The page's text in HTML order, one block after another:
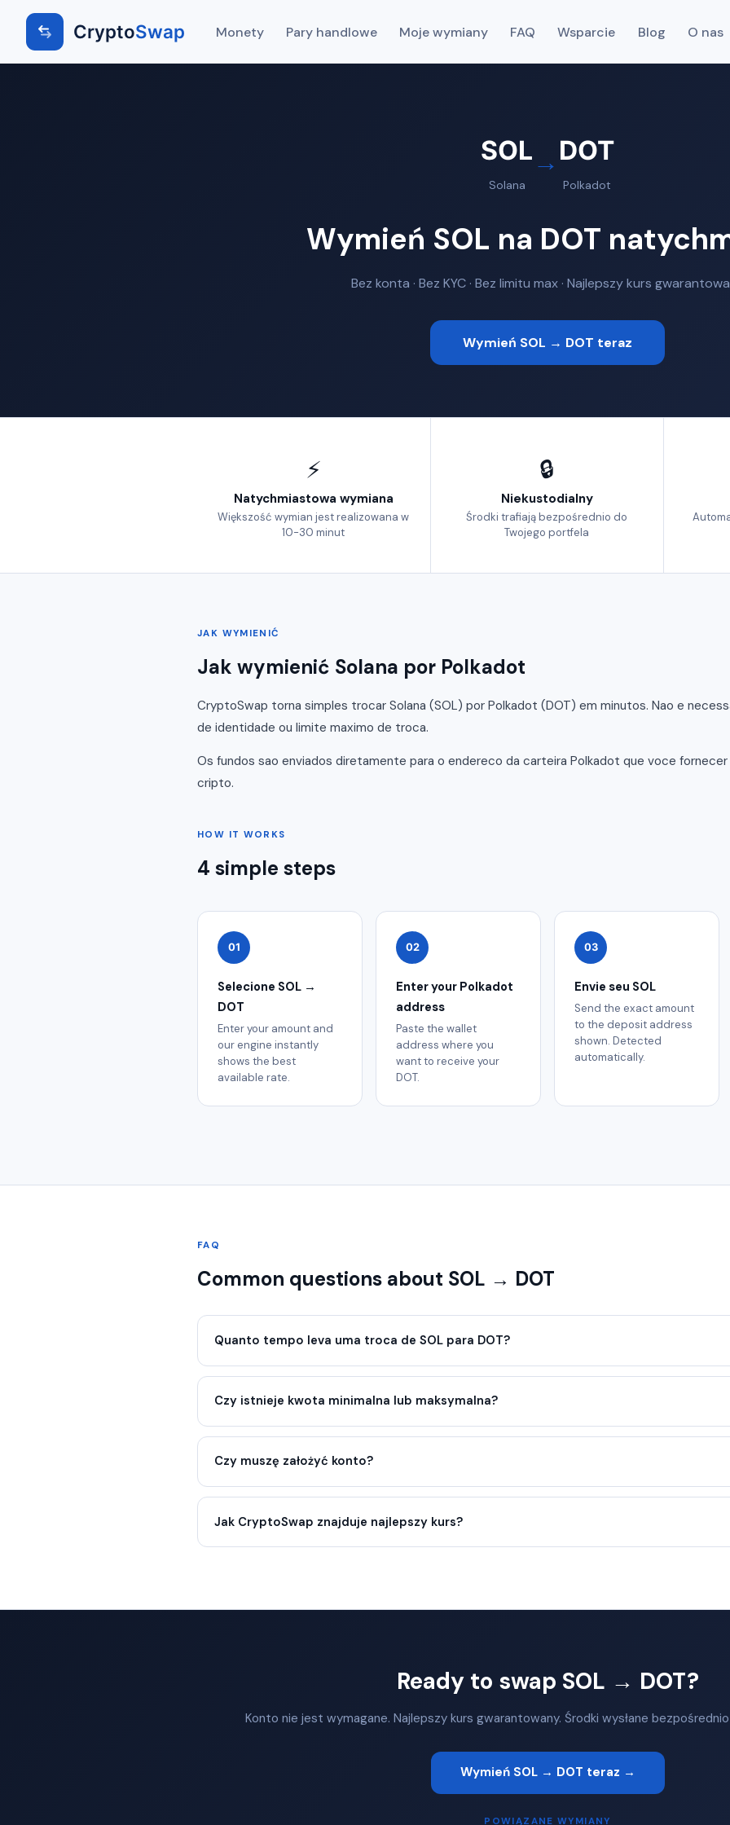
CryptoSwap Monety Pary handlowe Moje wymiany FAQ Wsparcie Blog O nas
SOL
Solana
→ DOT
Polkadot
Wymień SOL na DOT
Bez konta · Bez KYC · Bez limitu max · Najlepszy kurs
Wymień SOL → DOT teraz
⚡
Natychmiastowa wymiana
Większość wymian jest realizowana w
10-30 minut
🔒
Niekustodialny
Środki trafiają bezpośrednio do
Twojego portfela
JAK WYMIENIĆ
Jak wymienić Solana por Polkadot
CryptoSwap torna simples trocar Solana (SOL) por Polkadot (DOT) em minutos. Nao e
de identidade ou limite maximo de troca.
Os fundos sao enviados diretamente para o endereco da carteira Polkadot que voce
cripto.
HOW IT WORKS
4 simple steps
01
Selecione SOL →
DOT
Enter your amount and
our engine instantly
shows the best
available rate.
02
Enter your Polkadot
address
Paste the wallet
address where you
want to receive your
DOT.
03
Envie seu SOL
Send the exact amount
to the deposit address
shown. Detected
automatically.
FAQ
Common questions about SOL → DOT
Quanto tempo leva uma troca de SOL para DOT?
Czy istnieje kwota minimalna lub maksymalna?
Czy muszę założyć konto?
Jak CryptoSwap znajduje najlepszy kurs?
Ready to swap SOL → DOT?
Konto nie jest wymagane. Najlepszy kurs gwarantowany. Środki wysłane
Wymień SOL → DOT teraz →
POWIĄZANE WYMIANY